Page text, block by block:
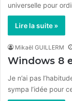
universelle pour
Lire la suite »
Mikaël GUILLERM
Windows 8
Je n’ai pas
sympa l’idée pour